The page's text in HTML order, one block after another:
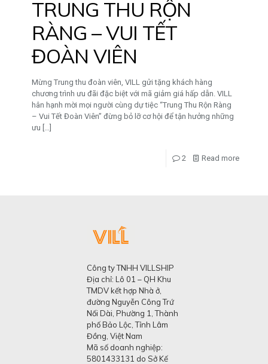
TRUNG THU RỘN
RÀNG – VUI TẾT
ĐOÀN VIÊN
Mừng Trung thu đoàn viên, VILL gửi tặng khách hàng
chương trình ưu đãi đặc biệt với mã giảm giá hấp dẫn. VILL
hân hạnh mời mọi người cùng dự tiệc “Trung Thu Rộn Ràng
– Vui Tết Đoàn Viên” đừng bỏ lỡ cơ hội để tận hưởng những
ưu
2 Read more
Công ty TNHH VILLSHIP
Địa chỉ: Lô 01 – QH Khu
TMDV kết hợp Nhà ở,
đường Nguyễn Công Trứ
Nối Dài, Phường 1, Thành
phố Bảo Lộc, Tỉnh Lâm
Đồng, Việt Nam
Mã số doanh nghiệp:
5801433131 do Sở Kế